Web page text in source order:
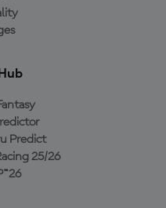
Predict
25/26